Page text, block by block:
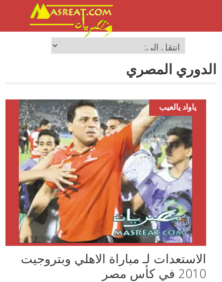
الدوري المصري
ياواد يالعيب
الاستعدات لـ مباراة الاهلي وبتروجيت
2010 في كأس مصر